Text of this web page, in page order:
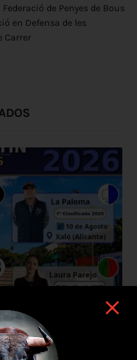
Federació de Penyes de Bous
en Defensa de les
Carrer